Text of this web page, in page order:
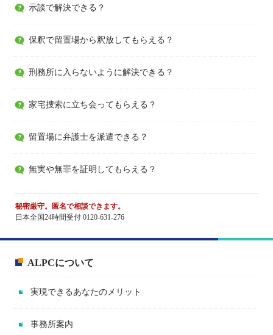
示談で解決できる？
保釈で留置場から釈放してもらえる？
刑務所に入らないように解決できる？
家宅捜索に立ち会ってもらえる？
留置場に弁護士を派遣できる？
無実や無罪を証明してもらえる？
秘密厳守。匿名で相談できます。
日本全国24時間受付 0120-631-276
ALPCについて
実現できるあなたのメリット
事務所案内